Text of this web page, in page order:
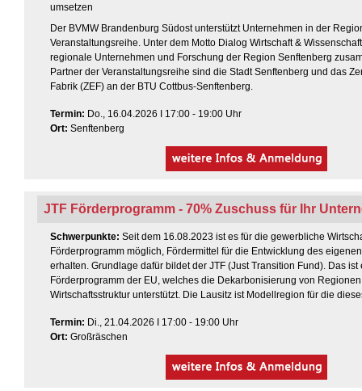
umsetzen
Der BVMW Brandenburg Südost unterstützt Unternehmen in der
Veranstaltungsreihe. Unter dem Motto Dialog Wirtschaft &
regionale Unternehmen und Forschung der Region Senftenberg
Partner der Veranstaltungsreihe sind die Stadt Senftenberg und das
Fabrik (ZEF) an der BTU Cottbus-Senftenberg.
Termin: Do., 16.04.2026 I 17:00 - 19:00 Uhr
Ort: Senftenberg
JTF Förderprogramm - 70% Zuschuss für Ihr
Schwerpunkte: Seit dem 16.08.2023 ist es für die gewerbliche
Förderprogramm möglich, Fördermittel für die Entwicklung des
erhalten. Grundlage dafür bildet der JTF (Just Transition Fund). Das ist
Förderprogramm der EU, welches die Dekarbonisierung von
Wirtschaftsstruktur unterstützt. Die Lausitz ist Modellregion für die
Termin: Di., 21.04.2026 I 17:00 - 19:00 Uhr
Ort: Großräschen